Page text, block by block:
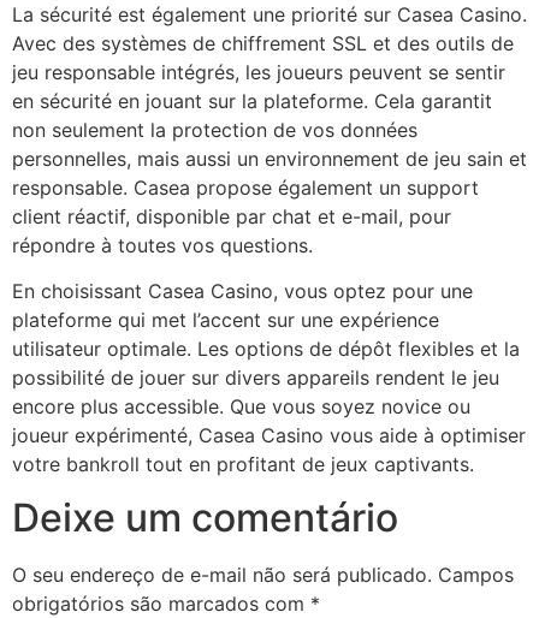
La sécurité est également une priorité sur Casea Casino.
Avec des systèmes de chiffrement SSL et des outils de
jeu responsable intégrés, les joueurs peuvent se sentir
en sécurité en jouant sur la plateforme. Cela garantit
non seulement la protection de vos données
personnelles, mais aussi un environnement de jeu sain et
responsable. Casea propose également un support
client réactif, disponible par chat et e-mail, pour
répondre à toutes vos questions.
En choisissant Casea Casino, vous optez pour une
plateforme qui met l’accent sur une expérience
utilisateur optimale. Les options de dépôt flexibles et la
possibilité de jouer sur divers appareils rendent le jeu
encore plus accessible. Que vous soyez novice ou
joueur expérimenté, Casea Casino vous aide à optimiser
votre bankroll tout en profitant de jeux captivants.
Deixe um comentário
O seu endereço de e-mail não será publicado. Campos
obrigatórios são marcados com *